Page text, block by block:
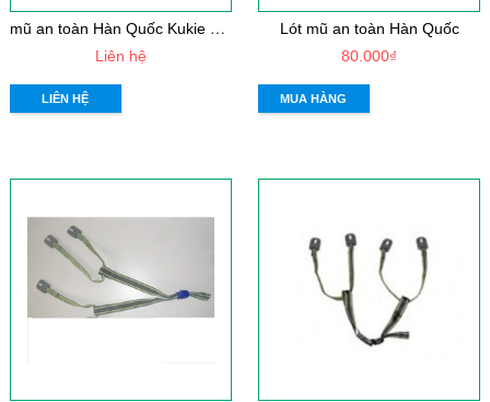
m
ũ an toàn Hàn Quốc Kukie màu trắng sữa
Liên hệ
LIÊN HỆ
Lót mũ an toàn Hàn Quốc
80.000₫
MUA HÀNG